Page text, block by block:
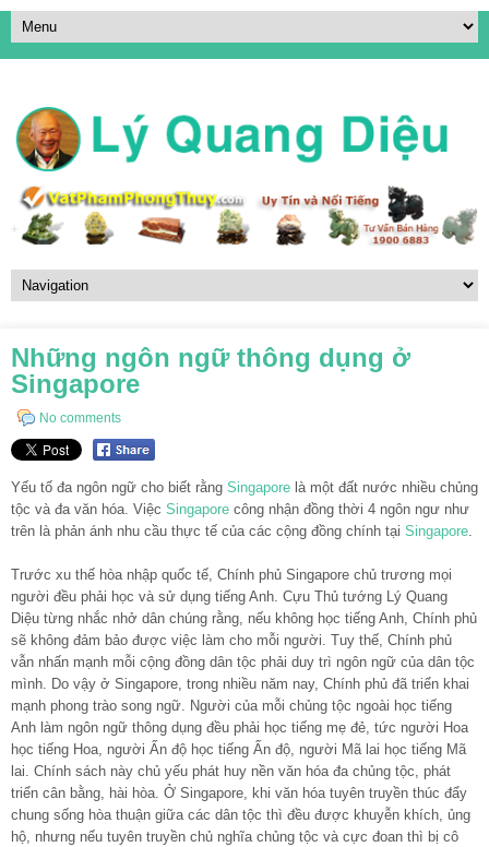
Những ngôn ngữ thông dụng ở
Singapore
No comments
Yếu tố đa ngôn ngữ cho biết rằng Singapore là một đất nước nhiều chủng
tộc và đa văn hóa. Việc Singapore công nhận đồng thời 4 ngôn ngư như
trên là phản ánh nhu cầu thực tế của các cộng đồng chính tại Singapore.
Trước xu thế hòa nhập quốc tế, Chính phủ Singapore chủ trương mọi
người đều phải học và sử dụng tiếng Anh. Cựu Thủ tướng Lý Quang
Diệu từng nhắc nhở dân chúng rằng, nếu không học tiếng Anh, Chính phủ
sẽ không đảm bảo được việc làm cho mỗi người. Tuy thế, Chính phủ
vẫn nhấn mạnh mỗi cộng đồng dân tộc phải duy trì ngôn ngữ của dân tộc
mình. Do vậy ở Singapore, trong nhiều năm nay, Chính phủ đã triển khai
mạnh phong trào song ngữ. Người của mỗi chủng tộc ngoài học tiếng
Anh làm ngôn ngữ thông dụng đều phải học tiếng mẹ đẻ, tức người Hoa
học tiếng Hoa, người Ấn độ học tiếng Ấn độ, người Mã lai học tiếng Mã
lai. Chính sách này chủ yếu phát huy nền văn hóa đa chủng tộc, phát
triển cân bằng, hài hòa. Ở Singapore, khi văn hóa tuyên truyền thúc đẩy
chung sống hòa thuận giữa các dân tộc thì đều được khuyễn khích, ủng
hộ, nhưng nếu tuyên truyền chủ nghĩa chủng tộc và cực đoan thì bị cô